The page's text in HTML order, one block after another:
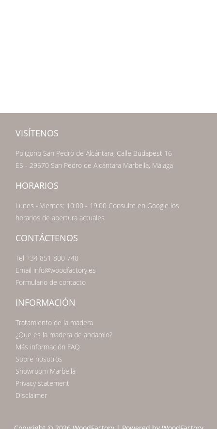
VISÍTENOS
Poligono San Pedro de Alcántara, Calle Budapest 16
ES - 29670 San Pedro de Alcántara Marbella, Málaga
HORARIOS
Lunes - Viernes: 10:00 - 19:00 Consulte en Google los
horarios de apertura actuales
CONTÁCTENOS
Tel +34 851 800 740
Email info@woodfactory.es
Formulario de contacto
INFORMACIÓN
Tratamiento de la madera
¿Que es la madera de andamio?
Más información FAQ
Sobre nosotros
Showroom Marbella
Privacy statement
Disclaimer